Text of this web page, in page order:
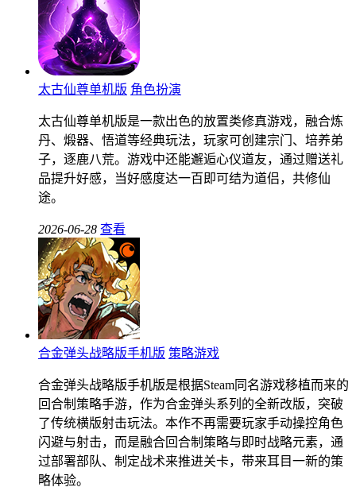
太古仙尊单机版 角色扮演
太古仙尊单机版是一款出色的放置类修真游戏，融合炼
丹、煅器、悟道等经典玩法，玩家可创建宗门、培养弟
子，逐鹿八荒。游戏中还能邂逅心仪道友，通过赠送礼
品提升好感，当好感度达一百即可结为道侣，共修仙
途。
2026-06-28 查看
合金弹头战略版手机版 策略游戏
合金弹头战略版手机版是根据Steam同名游戏移植而来的
回合制策略手游，作为合金弹头系列的全新改版，突破
了传统横版射击玩法。本作不再需要玩家手动操控角色
闪避与射击，而是融合回合制策略与即时战略元素，通
过部署部队、制定战术来推进关卡，带来耳目一新的策
略体验。